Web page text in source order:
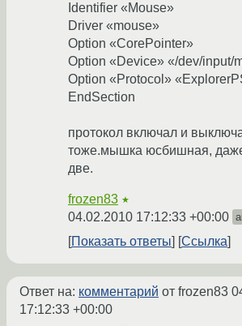
Identifier «Mouse»
Driver «mouse»
Option «CorePointer»
Option «Device» «/dev/input/
Option «Protocol»
EndSection
протокол включал и
тоже.мышка юсбишная,
две.
frozen83 ★
04.02.2010 17:12:33 +00:00
Показать ответы Ссылка
Ответ на: комментарий от frozen83
17:12:33 +00:00